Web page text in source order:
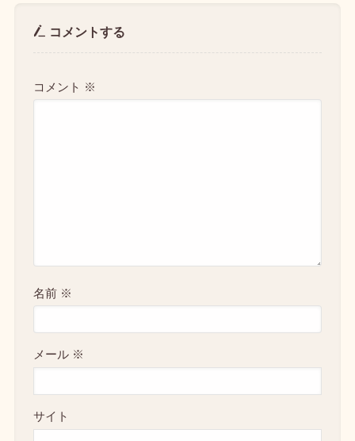
コメントする
コメント ※
名前 ※
メール ※
サイト